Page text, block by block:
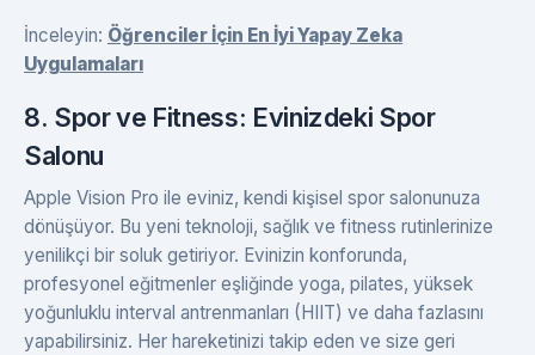
İnceleyin: Öğrenciler İçin En İyi Yapay Zeka
Uygulamaları
8. Spor ve Fitness: Evinizdeki Spor
Salonu
Apple Vision Pro ile eviniz, kendi kişisel spor salonunuza
dönüşüyor. Bu yeni teknoloji, sağlık ve fitness rutinlerinize
yenilikçi bir soluk getiriyor. Evinizin konforunda,
profesyonel eğitmenler eşliğinde yoga, pilates, yüksek
yoğunluklu interval antrenmanları (HIIT) ve daha fazlasını
yapabilirsiniz. Her hareketinizi takip eden ve size geri